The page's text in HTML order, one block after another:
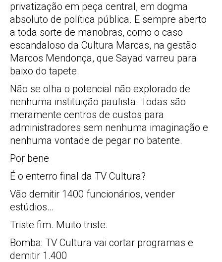
privatização em peça central, em dogma
absoluto de política pública. E sempre aberto
a toda sorte de manobras, como o caso
escandaloso da Cultura Marcas, na gestão
Marcos Mendonça, que Sayad varreu para
baixo do tapete.
Não se olha o potencial não explorado de
nenhuma instituição paulista. Todas são
meramente centros de custos para
administradores sem nenhuma imaginação e
nenhuma vontade de pegar no batente.
Por bene
É o enterro final da TV Cultura?
Vão demitir 1400 funcionários, vender
estúdios…
Triste fim. Muito triste.
Bomba: TV Cultura vai cortar programas e
demitir 1.400